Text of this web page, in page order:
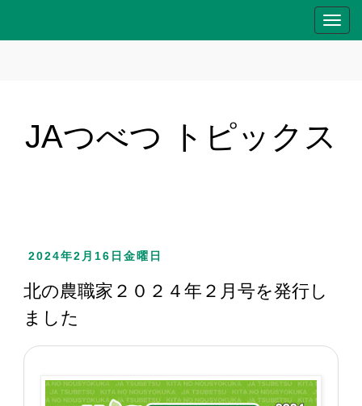
T
o
JAつべつ トピックス
2024年2月16日金曜日
北の農職家２０２４年２月号を発行し
ました